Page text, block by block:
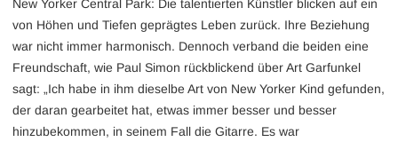
New Yorker Central Park: Die talentierten Künstler blicken auf ein
von Höhen und Tiefen geprägtes Leben zurück. Ihre Beziehung
war nicht immer harmonisch. Dennoch verband die beiden eine
Freundschaft, wie Paul Simon rückblickend über Art Garfunkel
sagt: „Ich habe in ihm dieselbe Art von New Yorker Kind gefunden,
der daran gearbeitet hat, etwas immer besser und besser
hinzubekommen, in seinem Fall die Gitarre. Es war